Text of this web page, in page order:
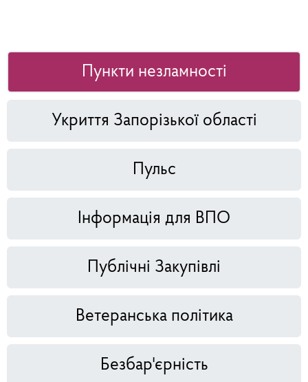
Пункти незламності
Укриття Запорізької області
Пульс
Інформація для ВПО
Публічні Закупівлі
Ветеранська політика
Безбар'єрність